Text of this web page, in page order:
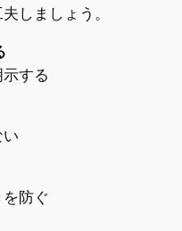
しましょう。
する
防ぐ